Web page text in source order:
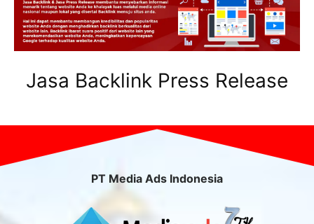
Jasa Backlink Press Release
PT Media Ads Indonesia